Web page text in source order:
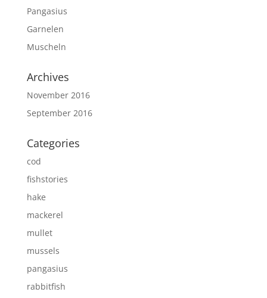
Pangasius
Garnelen
Muscheln
Archives
November 2016
September 2016
Categories
cod
fishstories
hake
mackerel
mullet
mussels
pangasius
rabbitfish